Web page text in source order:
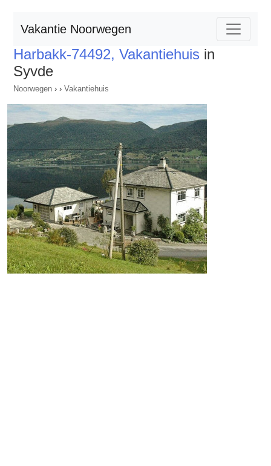
Vakantie Noorwegen
Harbakk-74492, Vakantiehuis in
Syvde
Noorwegen › › Vakantiehuis